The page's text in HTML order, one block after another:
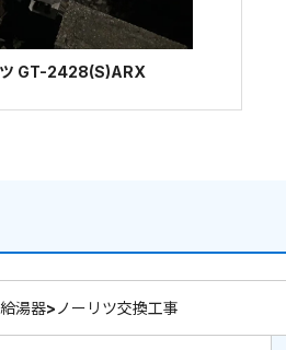
ツ GT-2428(S)ARX
湯器>ノーリツ交換工事